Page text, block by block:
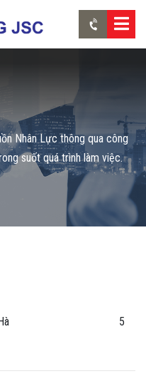
Nhân Lực thông qua công
suốt quá trình làm việc.
5